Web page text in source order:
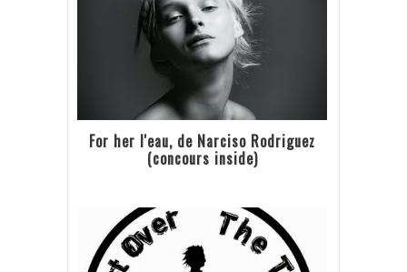
For her l'eau, de Narciso Rodriguez
(concours inside)